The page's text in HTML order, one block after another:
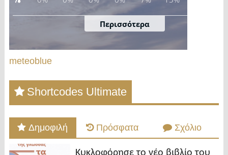
meteoblue
Shortcodes Ultimate
Δημοφιλή Πρόσφατα Σχόλιο